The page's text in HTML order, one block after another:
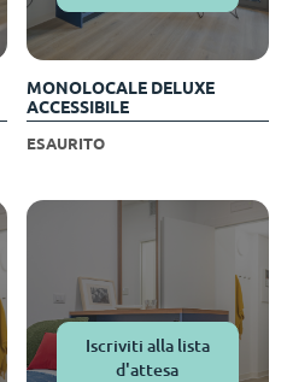
MONOLOCALE DELUXE
ACCESSIBILE
ESAURITO
Iscriviti alla lista
d'attesa